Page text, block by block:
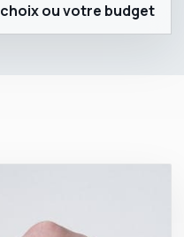
ou votre budget